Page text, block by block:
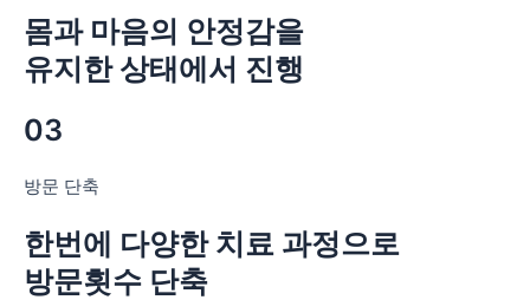
몸과 마음의 안정감을
유지한 상태에서 진행
03
방문 단축
한번에 다양한 치료 과정으로
방문횟수 단축